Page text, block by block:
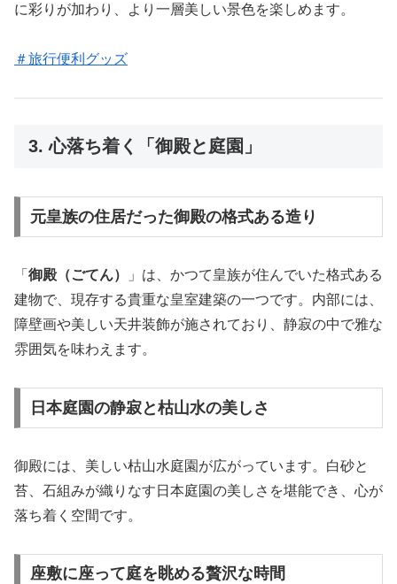
に彩りが加わり、より一層美しい景色を楽しめます。
＃旅行便利グッズ
3. 心落ち着く「御殿と庭園」
元皇族の住居だった御殿の格式ある造り
「 御殿（ごてん）
」は、かつて皇族が住んでいた格式ある
建物で、現存する貴重な皇室建築の一つです。内部には、
障壁画や美しい天井装飾が施されており、静寂の中で雅な
雰囲気を味わえます。
日本庭園の静寂と枯山水の美しさ
御殿には、美しい枯山水庭園が広がっています。白砂と
苔、石組みが織りなす日本庭園の美しさを堪能でき、心が
落ち着く空間です。
座敷に座って庭を眺める贅沢な時間